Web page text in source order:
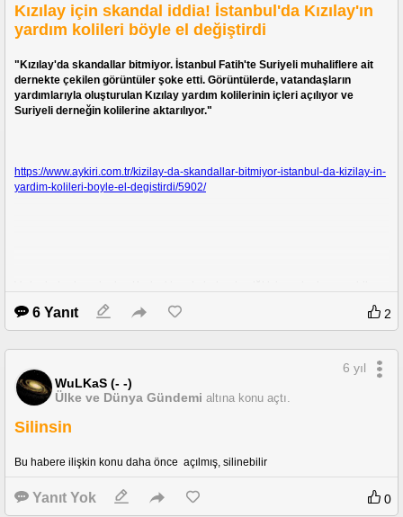
Kızılay için skandal iddia! İstanbul'da Kızılay'ın
yardım kolileri böyle el değiştirdi
"Kızılay'da skandallar bitmiyor. İstanbul Fatih'te Suriyeli muhaliflere ait
dernekte çekilen görüntüler şoke etti. Görüntülerde, vatandaşların
yardımlarıyla oluşturulan Kızılay yardım kolilerinin içleri açılıyor ve
Suriyeli derneğin kolilerine aktarılıyor."
https://www.aykiri.com.tr/kizilay-da-skandallar-bitmiyor-istanbul-da-kizilay-in-
yardim-kolileri-boyle-el-degistirdi/5902/
6 Yanıt 2
WuLKaS (- -)
Ülke ve Dünya Gündemi altına konu açtı.
6 yıl
Silinsin
Bu habere ilişkin konu daha önce  açılmış, silinebilir
Yanıt Yok 0